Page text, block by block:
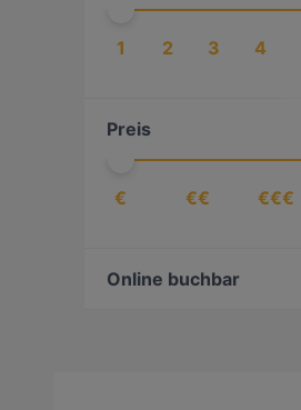
1 2 3 4
Preis
€ €€ €€€
Online buchbar